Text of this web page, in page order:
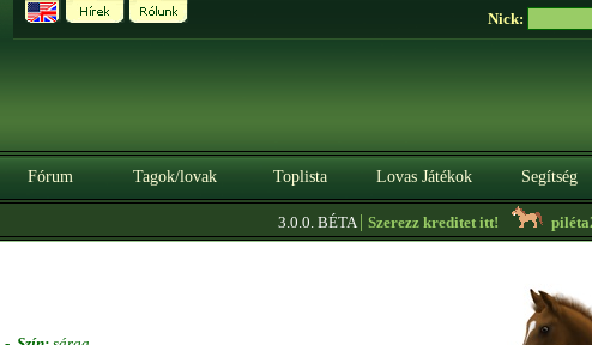
Nick:
Fórum Tagok/lovak Toplista Lovas Játékok Segítség
3.0.0. BÉTA|Szerezz kreditet itt! piléta21